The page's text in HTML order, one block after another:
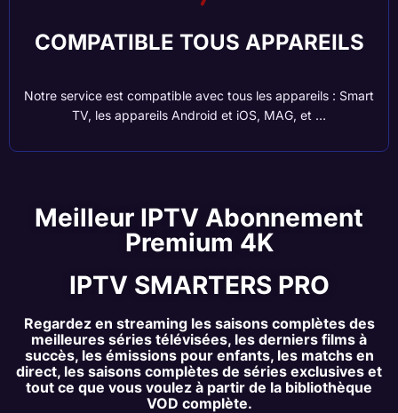
COMPATIBLE TOUS APPAREILS
Notre service est compatible avec tous les appareils : Smart
TV, les appareils Android et iOS, MAG, et …
Meilleur IPTV Abonnement
Premium 4K
IPTV SMARTERS PRO
Regardez en streaming les saisons complètes des
meilleures séries télévisées, les derniers films à
succès, les émissions pour enfants, les matchs en
direct, les saisons complètes de séries exclusives et
tout ce que vous voulez à partir de la bibliothèque
VOD complète.